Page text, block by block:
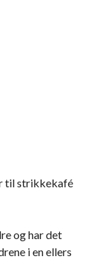
til strikkekafé
og har det
i en ellers